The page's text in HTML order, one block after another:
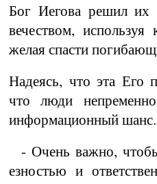
Бог Иегова решил их
вечеством,
желая спасти
Надеясь, что эта Его
что люди
информацион­ный шанс.
- Очень важно,
езностью и